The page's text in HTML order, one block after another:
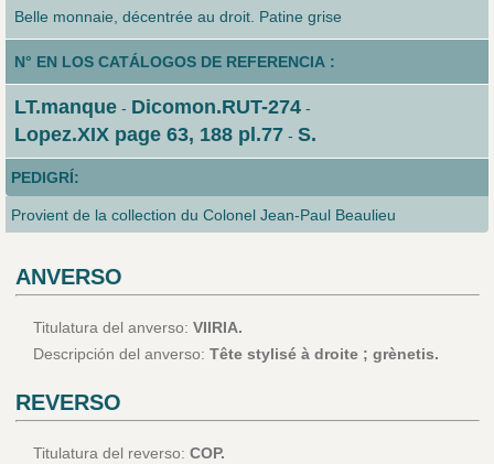
Belle monnaie, décentrée au droit. Patine grise
N° EN LOS CATÁLOGOS DE REFERENCIA :
LT.manque- Dicomon.RUT-274-
Lopez.XIX page 63, 188 pl.77- S.
PEDIGRÍ:
Provient de la collection du Colonel Jean-Paul Beaulieu
ANVERSO
Titulatura del anverso: VIIRIA.
Descripción del anverso: Tête stylisé à droite ; grènetis.
REVERSO
Titulatura del reverso: COP.